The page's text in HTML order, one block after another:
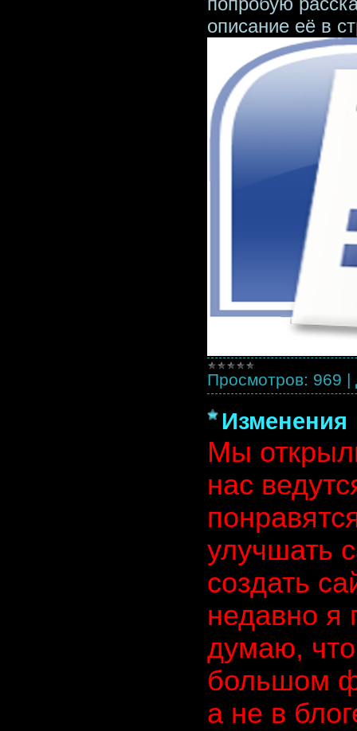
описание её в
Просмотров: 969 |
Изменения
Мы
нас
улучшать
создать
недавно я
думаю,
большом
а не в